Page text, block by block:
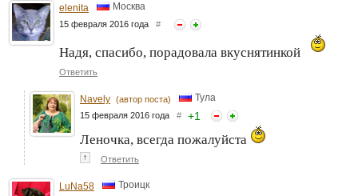
elenita Москва
15 февраля 2016 года #
Надя, спасибо, порадовала вкуснятинкой
Ответить
Navely (автор поста) Тула
15 февраля 2016 года # +1
Леночка, всегда пожалуйста
↑ Ответить
LuNa58 Троицк